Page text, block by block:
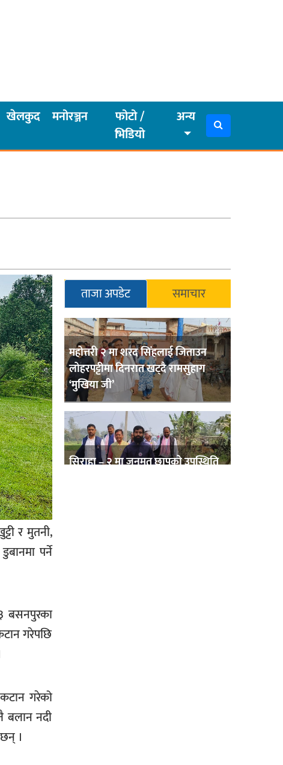
खेलकुद मनोरञ्जन
फोटो /
भिडियो
अन्य
र मुतनी,
पर्ने
बसनपुरका
गरेपछि
गरेको
बलान नदी
।
ताजा अपडेट समाचार
महोत्तरी २ मा शरद सिंहलाई जिताउन
लोहरपट्टीमा दिनरात खट्दै रामसुहाग
‘मुखिया जी’
सिराहा – २ मा जनमत छापको उपस्थिति